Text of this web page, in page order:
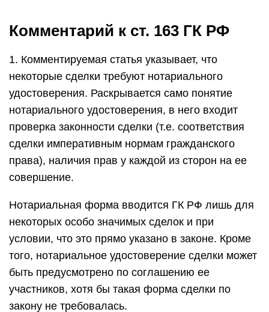
Комментарий к ст. 163 ГК РФ
1. Комментируемая статья указывает, что
некоторые сделки требуют нотариального
удостоверения. Раскрывается само понятие
нотариального удостоверения, в него входит
проверка законности сделки (т.е. соответствия
сделки императивным нормам гражданского
права), наличия прав у каждой из сторон на ее
совершение.
Нотариальная форма вводится ГК РФ лишь для
некоторых особо значимых сделок и при
условии, что это прямо указано в законе. Кроме
того, нотариальное удостоверение сделки может
быть предусмотрено по соглашению ее
участников, хотя бы такая форма сделки по
закону не требовалась.